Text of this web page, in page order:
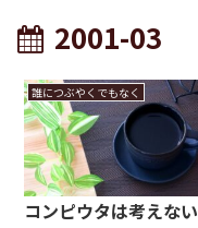
2001-03
誰につぶやくでもなく
コンピウタは考えない